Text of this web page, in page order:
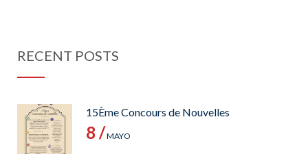
RECENT POSTS
15Ème Concours de Nouvelles
8 /MAYO